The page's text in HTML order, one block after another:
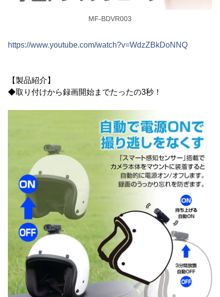
MF-BDVR003
https://www.youtube.com/watch?v=WdzZBkDoNNQ
【製品紹介】
◆取り付けから録画開始までたったの3秒！